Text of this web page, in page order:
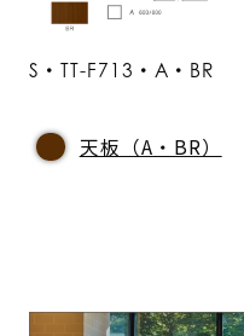
S・TT-F713・A・BR
天板（A・BR）